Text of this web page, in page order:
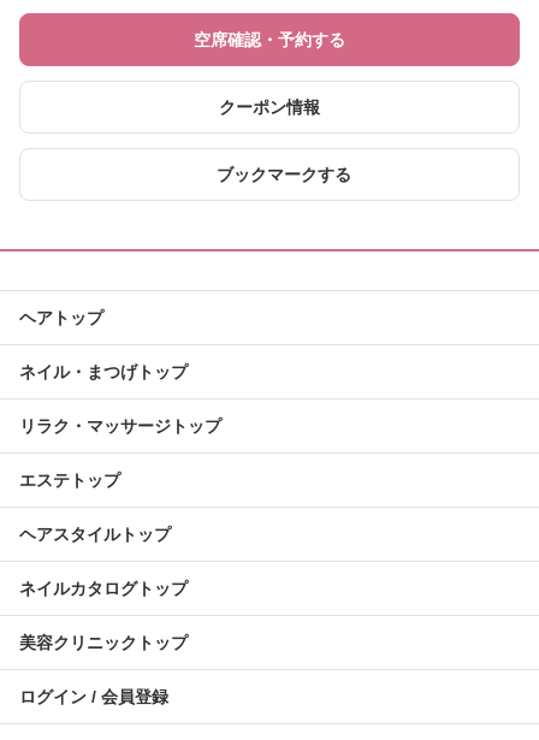
空席確認・予約する
クーポン情報
ブックマークする
ヘアトップ
ネイル・まつげトップ
リラク・マッサージトップ
エステトップ
ヘアスタイルトップ
ネイルカタログトップ
美容クリニックトップ
ログイン / 会員登録